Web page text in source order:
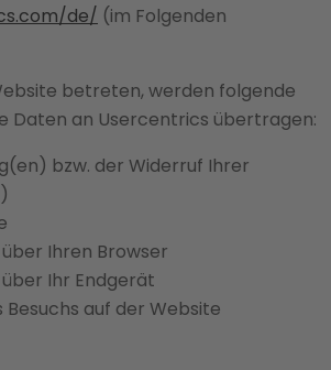
de/ (im Folgenden
betreten, werden folgende
Daten an Usercentrics übertragen:
bzw. der Widerruf Ihrer
Ihren Browser
Ihr Endgerät
auf der Website